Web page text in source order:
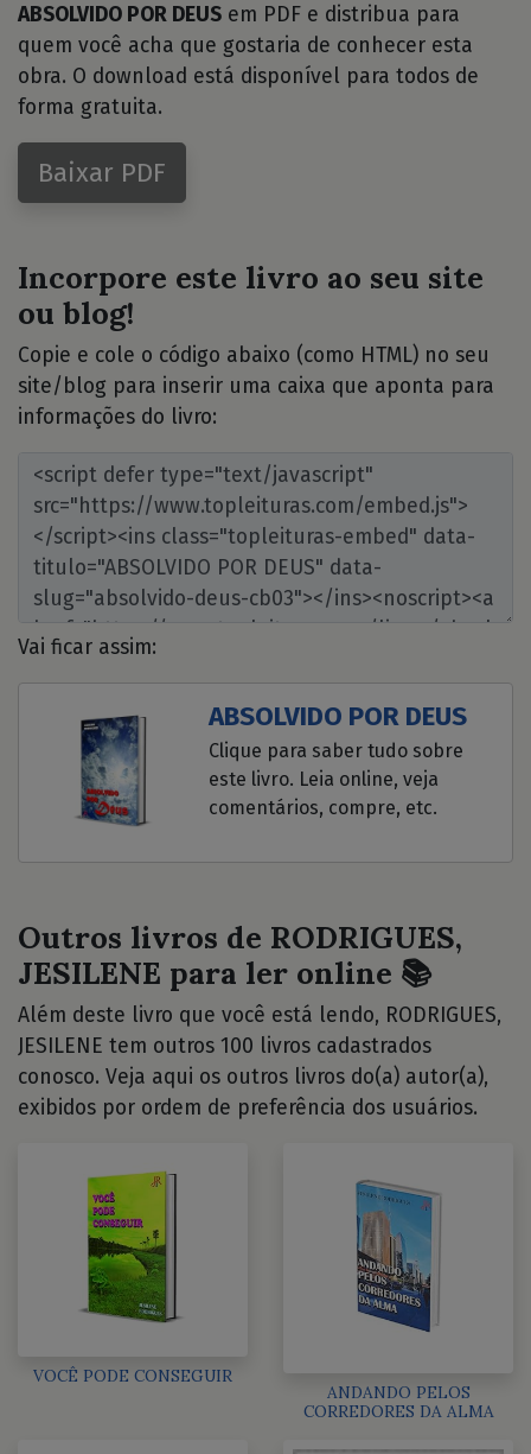
ABSOLVIDO POR DEUS em PDF e distribua para
quem você acha que gostaria de conhecer esta
obra. O download está disponível para todos de
forma gratuita.
Baixar PDF
Incorpore este livro ao seu site
ou blog!
Copie e cole o código abaixo (como HTML) no seu
site/blog para inserir uma caixa que aponta para
informações do livro:
Vai ficar assim:
ABSOLVIDO POR DEUS
Clique para saber tudo sobre
este livro. Leia online, veja
comentários, compre, etc.
Outros livros de RODRIGUES,
JESILENE para ler online 📚
Além deste livro que você está lendo, RODRIGUES,
JESILENE tem outros 100 livros cadastrados
conosco. Veja aqui os outros livros do(a) autor(a),
exibidos por ordem de preferência dos usuários.
VOCÊ PODE CONSEGUIR
ANDANDO PELOS
CORREDORES DA ALMA